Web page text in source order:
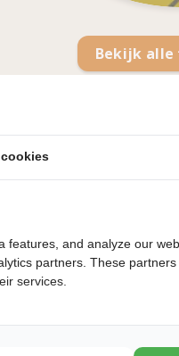
Bekijk
van
and analyze our
partners. These
services.